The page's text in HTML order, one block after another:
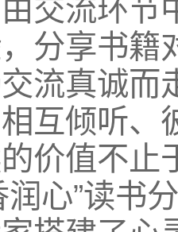
交流环节
分享书籍
流真诚而
互倾听、
价值不止
润心”读书